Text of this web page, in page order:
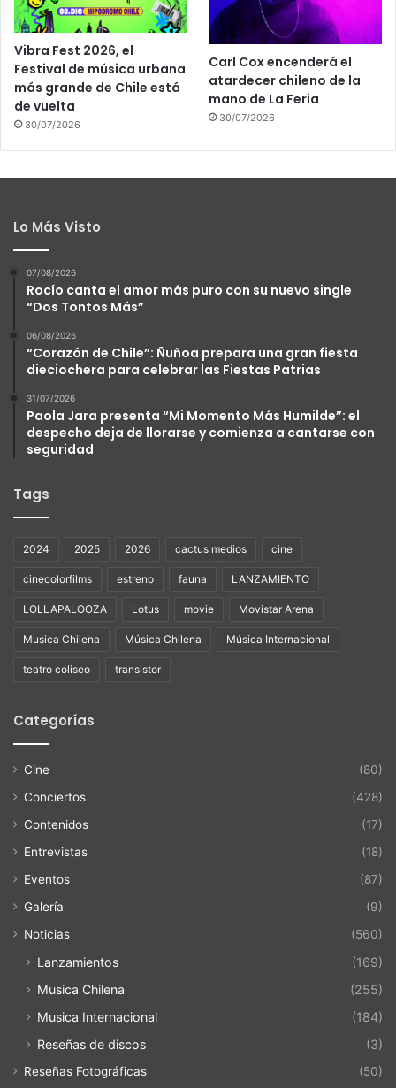
Vibra Fest 2026, el
Festival de música urbana
más grande de Chile está
de vuelta
30/07/2026
Carl Cox encenderá el
atardecer chileno de la
mano de La Feria
30/07/2026
Lo Más Visto
07/08/2026
Rocío canta el amor más puro con su nuevo single
“Dos Tontos Más”
06/08/2026
“Corazón de Chile”: Ñuñoa prepara una gran fiesta
dieciochera para celebrar las Fiestas Patrias
31/07/2026
Paola Jara presenta “Mi Momento Más Humilde”: el
despecho deja de llorarse y comienza a cantarse con
seguridad
Tags
2024 2025 2026 cactus medios cine
cinecolorfilms estreno fauna LANZAMIENTO
LOLLAPALOOZA Lotus movie Movistar Arena
Musica Chilena Música Chilena Música Internacional
teatro coliseo transistor
Categorías
Cine
(80)
Conciertos
(428)
Contenidos
(17)
Entrevistas
(18)
Eventos
(87)
Galería
(9)
Noticias
(560)
Lanzamientos
(169)
Musica Chilena
(255)
Musica Internacional
(184)
Reseñas de discos
(3)
Reseñas Fotográficas (50)